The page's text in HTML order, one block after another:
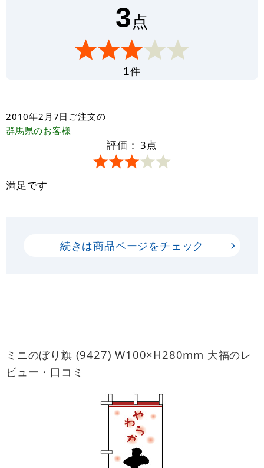
3点
1件
2010年2月7日 ご注文の
群馬県のお客様
評価： 3点
満足です
続きは商品ページをチェック
ミニのぼり旗 (9427) W100×H280mm 大福のレ
ビュー・口コミ